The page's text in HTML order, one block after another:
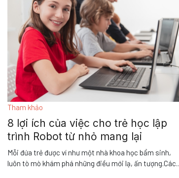
Tham khảo
8 lợi ích của việc cho trẻ học lập
trình Robot từ nhỏ mang lại
Mỗi đứa trẻ được ví như một nhà khoa học bẩm sinh,
luôn tò mò khám phá những điều mới lạ, ấn tượng.Các